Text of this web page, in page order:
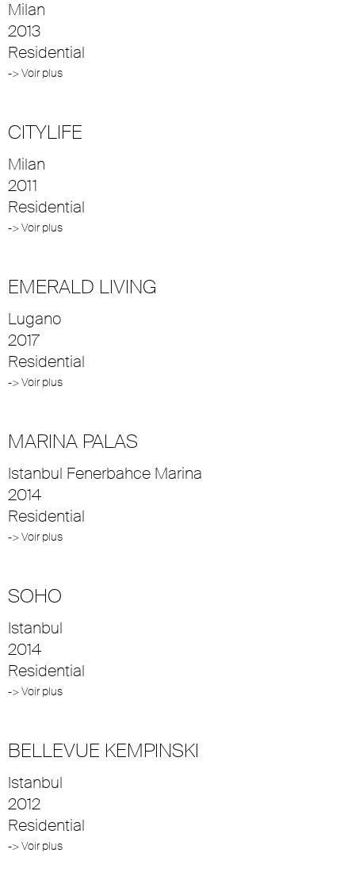
Milan
2013
Residential
-> Voir plus
CITYLIFE
Milan
2011
Residential
-> Voir plus
EMERALD LIVING
Lugano
2017
Residential
-> Voir plus
MARINA PALAS
Istanbul Fenerbahce Marina
2014
Residential
-> Voir plus
SOHO
Istanbul
2014
Residential
-> Voir plus
BELLEVUE KEMPINSKI
Istanbul
2012
Residential
-> Voir plus